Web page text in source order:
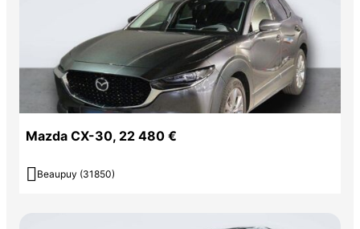
Mazda CX-30, 22 480 €
 Beaupuy (31850)